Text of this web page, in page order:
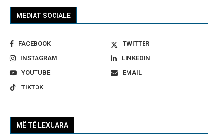
MEDIAT SOCIALE
FACEBOOK
TWITTER
INSTAGRAM
LINKEDIN
YOUTUBE
EMAIL
TIKTOK
MË TË LEXUARA